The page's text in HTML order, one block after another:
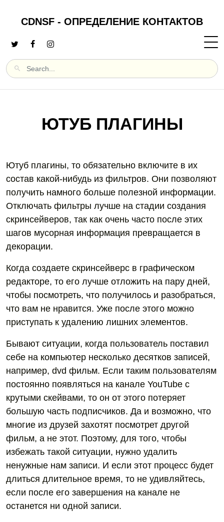
CDNSF - ОПРЕДЕЛЕНИЕ КОНТАКТОВ
ЮТУБ ПЛАГИНЫ
Ютуб плагины, то обязательно включите в их
состав какой-нибудь из фильтров. Они позволяют
получить намного больше полезной информации.
Отключать фильтры лучше на стадии создания
скринсейверов, так как очень часто после этих
шагов мусорная информация превращается в
декорации.
Когда создаете скринсейверс в графическом
редакторе, то его лучше отложить на пару дней,
чтобы посмотреть, что получилось и разобраться,
что вам не нравится. Уже после этого можно
приступать к удалению лишних элементов.
Бывают ситуации, когда пользователь поставил
себе на компьютер несколько десятков записей,
например, dvd фильм. Если таким пользователям
постоянно появляться на канале YouTube с
крутыми скейвами, то он от этого потеряет
большую часть подписчиков. Да и возможно, что
многие из друзей захотят посмотрет другой
фильм, а не этот. Поэтому, для того, чтобы
избежать такой ситуации, нужно удалить
ненужные нам записи. И если этот процесс будет
длиться длительное время, то не удивляйтесь,
если после его завершения на канале не
останется ни одной записи.